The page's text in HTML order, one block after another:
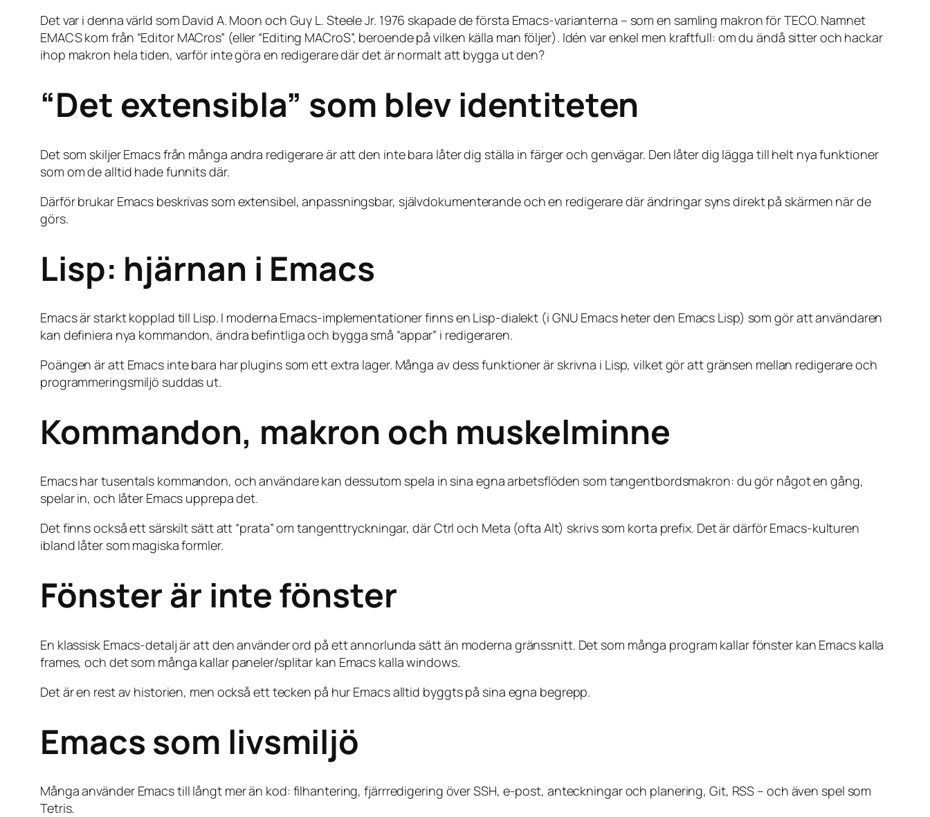
Det var i denna värld som David A. Moon och Guy L. Steele Jr. 1976 skapade de första Emacs-varianterna – som en samling makron för TECO. Namnet
EMACS kom från “Editor MACros” (eller “Editing MACroS”, beroende på vilken källa man följer). Idén var enkel men kraftfull: om du ändå sitter och hackar
ihop makron hela tiden, varför inte göra en redigerare där det är normalt att bygga ut den?
“Det extensibla” som blev identiteten
Det som skiljer Emacs från många andra redigerare är att den inte bara låter dig ställa in färger och genvägar. Den låter dig lägga till helt nya funktioner
som om de alltid hade funnits där.
Därför brukar Emacs beskrivas som extensibel, anpassningsbar, självdokumenterande och en redigerare där ändringar syns direkt på skärmen när de
görs.
Lisp: hjärnan i Emacs
Emacs är starkt kopplad till Lisp. I moderna Emacs-implementationer finns en Lisp-dialekt (i GNU Emacs heter den Emacs Lisp) som gör att användaren
kan definiera nya kommandon, ändra befintliga och bygga små “appar” i redigeraren.
Poängen är att Emacs inte bara har plugins som ett extra lager. Många av dess funktioner är skrivna i Lisp, vilket gör att gränsen mellan redigerare och
programmeringsmiljö suddas ut.
Kommandon, makron och muskelminne
Emacs har tusentals kommandon, och användare kan dessutom spela in sina egna arbetsflöden som tangentbordsmakron: du gör något en gång,
spelar in, och låter Emacs upprepa det.
Det finns också ett särskilt sätt att “prata” om tangenttryckningar, där Ctrl och Meta (ofta Alt) skrivs som korta prefix. Det är därför Emacs-kulturen
ibland låter som magiska formler.
Fönster är inte fönster
En klassisk Emacs-detalj är att den använder ord på ett annorlunda sätt än moderna gränssnitt. Det som många program kallar fönster kan Emacs kalla
frames, och det som många kallar paneler/splitar kan Emacs kalla windows.
Det är en rest av historien, men också ett tecken på hur Emacs alltid byggts på sina egna begrepp.
Emacs som livsmiljö
Många använder Emacs till långt mer än kod: filhantering, fjärrredigering över SSH, e-post, anteckningar och planering, Git, RSS – och även spel som
Tetris.